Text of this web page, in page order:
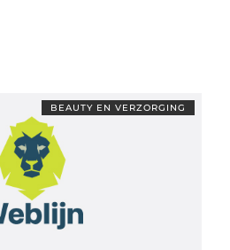
BEAUTY EN VERZORGING